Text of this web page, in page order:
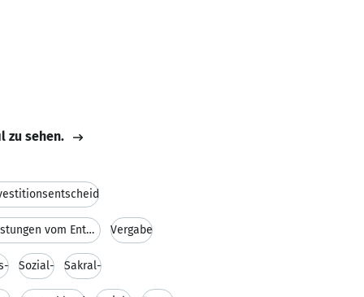
zu sehen.
Ingenieur- und Stadtplanungsleistungen vom Entwurf Vergabe
Sozial- Sakral-